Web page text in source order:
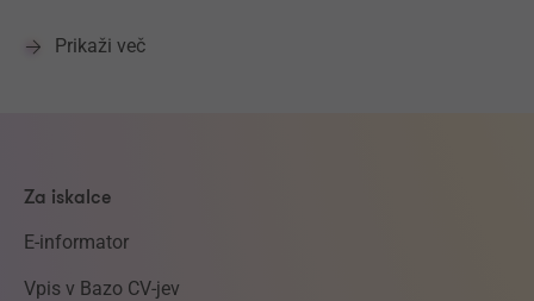
Prikaži več
Za iskalce
E-informator
Vpis v Bazo CV-jev